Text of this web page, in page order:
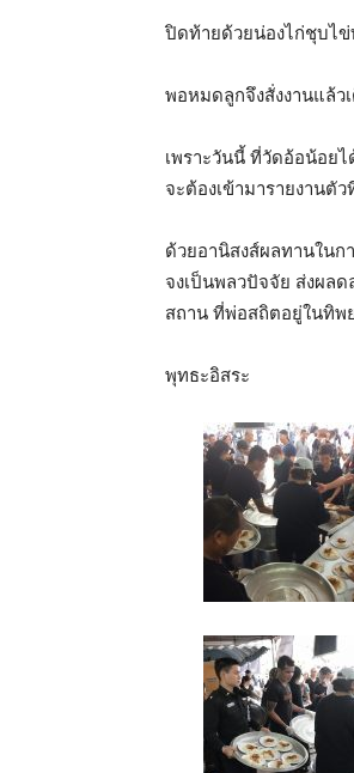
ปิดท้ายด้วยน่องไก่ชุบไ
พอหมดลูกจึงสั่งงานแล้ว
เพราะวันนี้ ที่วัดอ้อน้อย
จะต้องเข้ามารายงานตั
ด้วยอานิสงส์ผลทานใน
จงเป็นพลวปัจจัย ส่งผล
สถาน ที่พ่อสถิตอยู่ในทิพ
พุทธะอิสระ